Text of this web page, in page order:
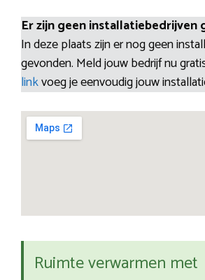
Er zijn geen installatiebedrijven
In deze plaats zijn er nog geen
gevonden. Meld jouw bedrijf nu
linkvoeg je eenvoudig jouw
Ruimte verwarmen met